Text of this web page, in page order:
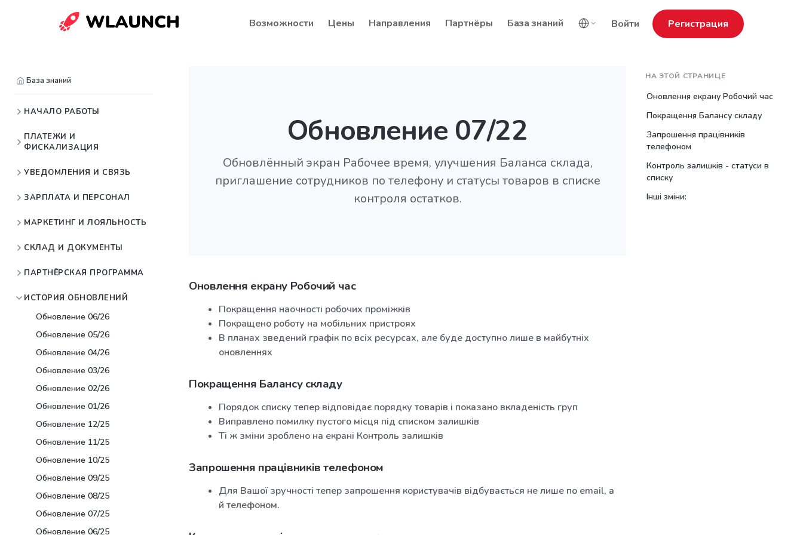
Войти Регистрация
Возможности Цены Направления Партнёры База знаний
База знаний
НАЧАЛО РАБОТЫ
ПЛАТЕЖИ И
ФИСКАЛИЗАЦИЯ
УВЕДОМЛЕНИЯ И СВЯЗЬ
ЗАРПЛАТА И ПЕРСОНАЛ
МАРКЕТИНГ И ЛОЯЛЬНОСТЬ
СКЛАД И ДОКУМЕНТЫ
ПАРТНЁРСКАЯ ПРОГРАММА
ИСТОРИЯ ОБНОВЛЕНИЙ
Обновление 06/26
Обновление 05/26
Обновление 04/26
Обновление 03/26
Обновление 02/26
Обновление 01/26
Обновление 12/25
Обновление 11/25
Обновление 10/25
Обновление 09/25
Обновление 08/25
Обновление 07/25
Обновление 06/25
Обновление 07/22
Обновлённый экран Рабочее время, улучшения Баланса склада,
приглашение сотрудников по телефону и статусы товаров в списке
контроля остатков.
Оновлення екрану Робочий час
Покращення наочності робочих проміжків
Покращено роботу на мобільних пристроях
В планах зведений графік по всіх ресурсах, але буде доступно лише в майбутніх
оновленнях
Покращення Балансу складу
Порядок списку тепер відповідає порядку товарів і показано вкладеність груп
Виправлено помилку пустого місця під списком залишків
Ті ж зміни зроблено на екрані Контроль залишків
Запрошення працівників телефоном
Для Вашої зручності тепер запрошення користувачів відбувається не лише по email, а
й телефоном.
НА ЭТОЙ СТРАНИЦЕ
Оновлення екрану Робочий час
Покращення Балансу складу
Запрошення працівників
телефоном
Контроль залишків - статуси в
списку
Інші зміни: